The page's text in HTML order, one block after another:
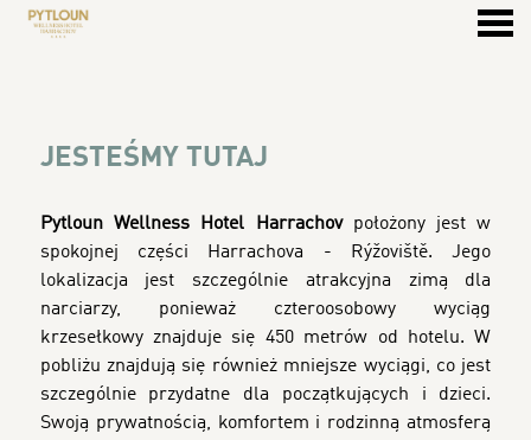
JESTEŚMY TUTAJ
Pytloun Wellness Hotel Harrachovpołożony jest w
spokojnej części Harrachova - Rýžoviště. Jego
lokalizacja jest szczególnie atrakcyjna zimą dla
narciarzy, ponieważ czteroosobowy wyciąg
krzesełkowy znajduje się 450 metrów od hotelu. W
pobliżu znajdują się również mniejsze wyciągi, co jest
szczególnie przydatne dla początkujących i dzieci.
Swoją prywatnością, komfortem i rodzinną atmosferą